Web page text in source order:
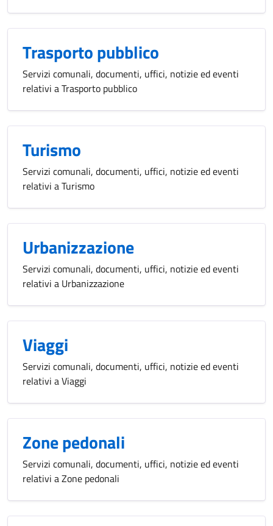
Trasporto pubblico
Servizi comunali, documenti, uffici, notizie ed eventi
relativi a Trasporto pubblico
Turismo
Servizi comunali, documenti, uffici, notizie ed eventi
relativi a Turismo
Urbanizzazione
Servizi comunali, documenti, uffici, notizie ed eventi
relativi a Urbanizzazione
Viaggi
Servizi comunali, documenti, uffici, notizie ed eventi
relativi a Viaggi
Zone pedonali
Servizi comunali, documenti, uffici, notizie ed eventi
relativi a Zone pedonali